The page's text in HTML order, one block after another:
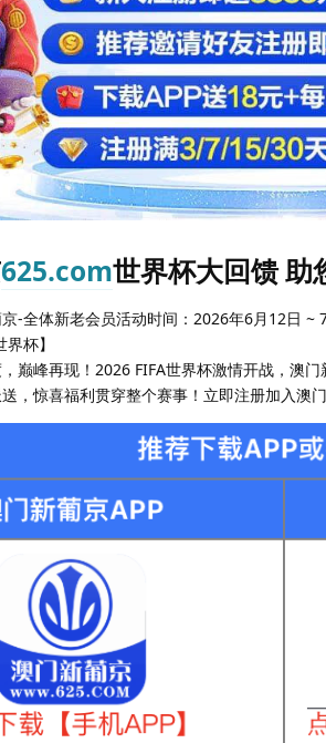
625.com世界杯大回馈 助
京-全体新老会员活动时间：2026年6月12日 ~
杯】
，巅峰再现！2026 FIFA世界杯激情开战，澳
，惊喜福利贯穿整个赛事！立即注册加入澳